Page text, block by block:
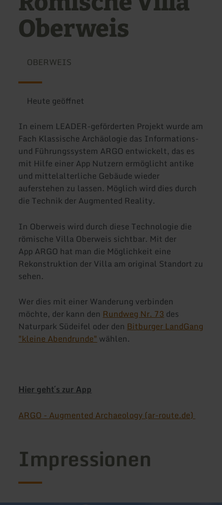
Oberweis
OBERWEIS
Heute geöffnet
In einem LEADER-geförderten Projekt wurde am
Fach Klassische Archäologie das Informations-
und Führungssystem ARGO entwickelt, das es
mit Hilfe einer App Nutzern ermöglicht antike
und mittelalterliche Gebäude wieder
auferstehen zu lassen. Möglich wird dies durch
die Technik der Augmented Reality.
In Oberweis wird durch diese Technologie die
römische Villa Oberweis sichtbar. Mit der
App ARGO hat man die Möglichkeit eine
Rekonstruktion der Villa am original Standort zu
sehen.
Wer dies mit einer Wanderung verbinden
möchte, der kann den Rundweg Nr. 73 des
Naturpark Südeifel oder den Bitburger LandGang
"kleine Abendrunde" wählen.
Hier geht´s zur App
ARGO - Augmented Archaeology (ar-route.de)
Impressionen